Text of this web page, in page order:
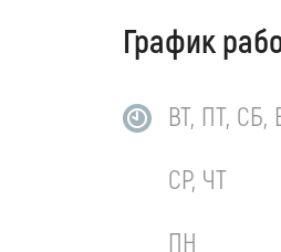
График
ВТ, ПТ, СБ,
СР, ЧТ
ПН